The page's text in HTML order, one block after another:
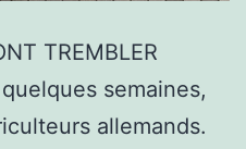
TREMBLER
quelques semaines,
allemands.